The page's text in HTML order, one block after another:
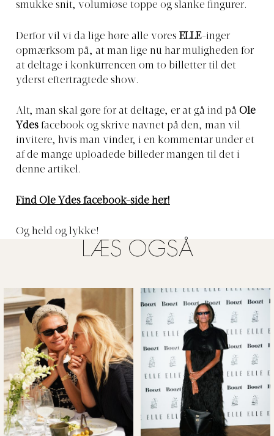
smukke snit, volumiøse toppe og slanke fingurer.
Derfor vil vi da lige høre alle vores ELLE-inger
opmærksom på, at man lige nu har muligheden for
at deltage i konkurrencen om to billetter til det
yderst eftertragtede show.
Alt, man skal gøre for at deltage, er at gå ind på Ole
Ydes facebook og skrive navnet på den, man vil
invitere, hvis man vinder, i en kommentar under et
af de mange uploadede billeder mangen til det i
denne artikel.
Find Ole Ydes facebook-side her!
Og held og lykke!
LÆS OGSÅ